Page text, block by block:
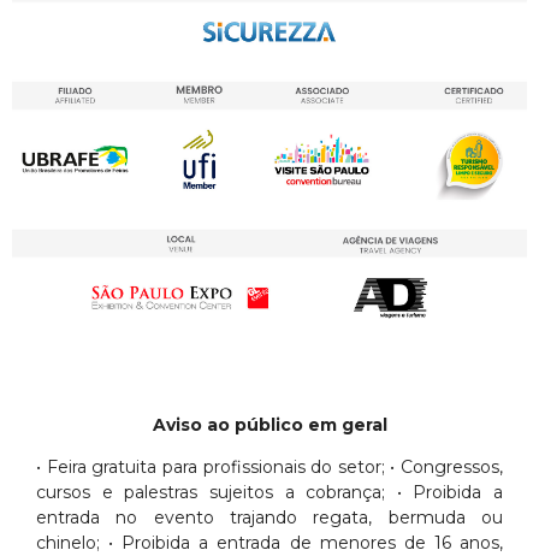
Aviso ao público em geral
• Feira gratuita para profissionais do setor; • Congressos,
cursos e palestras sujeitos a cobrança; • Proibida a
entrada no evento trajando regata, bermuda ou
chinelo; • Proibida a entrada de menores de 16 anos,